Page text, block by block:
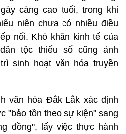
càng cao tuổi, trong khi
niên chưa có nhiều điều
nối. Khó khăn kinh tế của
tộc thiểu số cũng ảnh
sinh hoạt văn hóa truyền
văn hóa Đắk Lắk xác định
"bảo tồn theo sự kiện" sang
đồng", lấy việc thực hành